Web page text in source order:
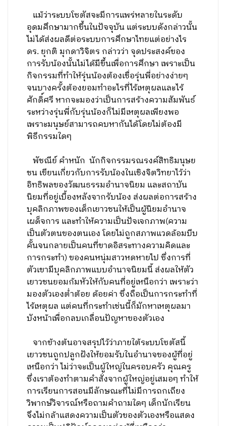
แม้ว่าระบบโซตัสจะมีการแพร่หลายในระดับ
อุดมศึกษามากขึ้นในปัจจุบัน แต่ระบบดังกล่าวนั้น
ไม่ได้ส่งผลดีต่อระบบการศึกษาไทยแต่อย่างไร
ดร. ยุกติ มุกดาวิจิตร กล่าวว่า จุดประสงค์ของ
การรับน้องนั้นไม่ได้มีขึ้นเพื่อการศึกษา เพราะเป็น
กิจกรรมที่ทำให้รุ่นน้องต้องเชื่อรุ่นพี่อย่างง่ายๆ
จนบางครั้งต้องยอมทำอะไรที่ไร้เหตุผลและไร้
ศักดิ์ศรี หากจะมองว่าเป็นการสร้างความสัมพันธ์
ระหว่างรุ่นพี่กับรุ่นน้องก็ไม่มีเหตุผลเพียงพอ
เพราะมนุษย์สามารถคบหากันได้โดยไม่ต้องมี
พิธีกรรมใดๆ
พัชณีย์ คำหนัก นักกิจกรรมรณรงค์สิทธิมนุษย
ชน เขียนเกี่ยวกับการรับน้องในเชิงจิตวิทยาไว้ว่า
อิทธิพลของวัฒนธรรมอำนาจนิยม และสถาบัน
นิยมที่อยู่เบื้องหลังจากรับน้อง ส่งผลต่อการสร้าง
บุคลิกภาพของเด็กเยาวชนให้เป็นผู้นิยมอำนาจ
เผด็จการ และทำให้ความเป็นปัจเจกภาพ(ความ
เป็นตัวตนของตนเอง โดยไม่ถูกสภาพแวดล้อมบีบ
คั้นจนกลายเป็นคนที่ขาดอิสระทางความคิดและ
การกระทำ) ของคนหนุ่มสาวหดหายไป ซึ่งการที่
ตัวเขามีบุคลิกภาพแบบอำนาจนิยมนี้ ส่งผลให้ตัว
เยาวชนยอมก้มหัวให้กับคนที่อยู่เหนือกว่า เพราะว่า
มองตัวเองต่ำต้อย ด้อยค่า ซึ่งถือเป็นการกระทำที่
ไร้เหตุผล แต่คนที่กระทำเช่นนี้ก็มักหาเหตุผลมา
บังหน้าเพื่อกลบเกลื่อนปัญหาของตัวเอง
จากข้างต้นอาจสรุปไว้ว่าภายใต้ระบบโซตัสนี้
เยาวชนถูกปลูกฝังให้ยอมรับในอำนาจของผู้ที่อยู่
เหนือกว่า ไม่ว่าจะเป็นผู้ใหญ่ในครอบครัว คุณครู
ซึ่งเราต้องทำตามคำสั่งจากผู้ใหญ่อยู่เสมอๆ ทำให้
การเรียนการสอนมีลักษณะที่ไม่มีการถกเถียง
วิพากษ์วิจารณ์หรือถามคำถามใดๆ เด็กนักเรียน
จึงไม่กล้าแสดงความเป็นตัวของตัวเองหรือแสดง